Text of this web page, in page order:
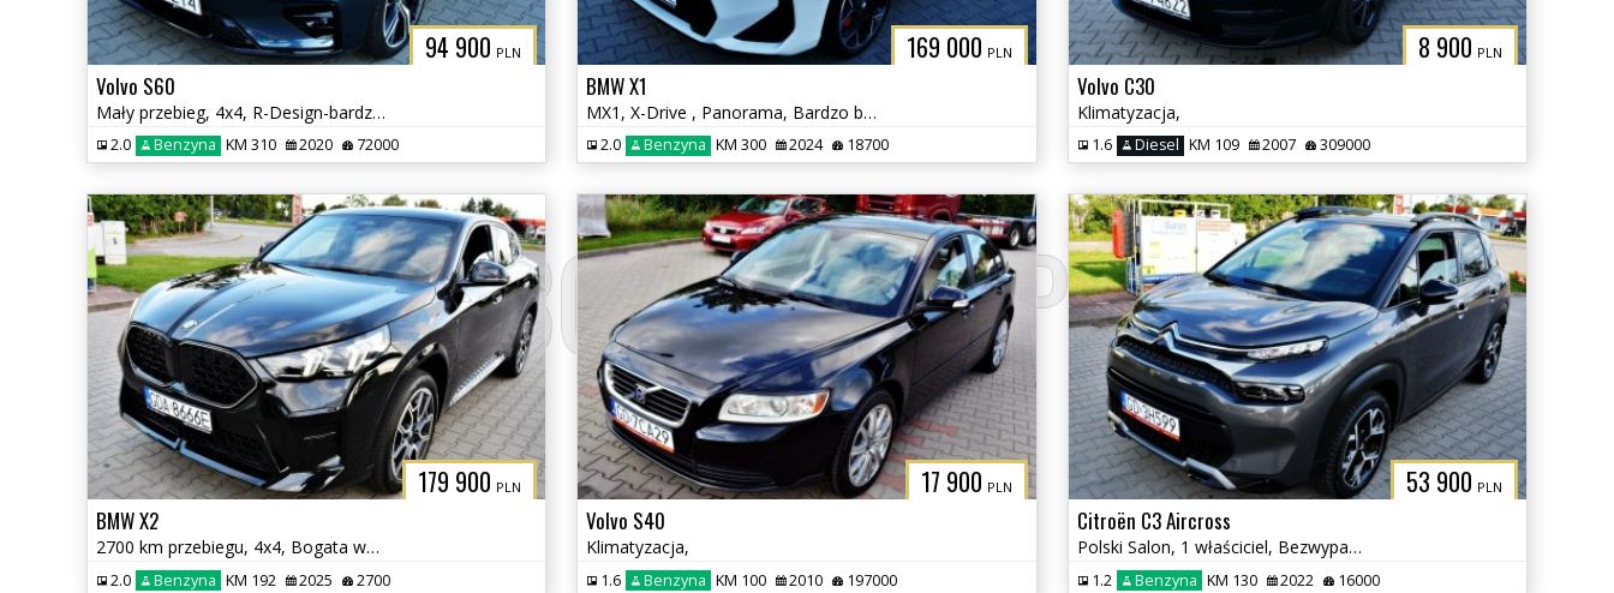
94 900 PLN
Volvo S60
Mały przebieg, 4x4, R-Design-bardzo bogate wyposażenie
2.0 Benzyna KM 310 2020 72000
169 000 PLN
BMW X1
MX1, X-Drive , Panorama, Bardzo bogate wyposażenie
2.0 Benzyna KM 300 2024 18700
8 900 PLN
Volvo C30
Klimatyzacja,
1.6 Diesel KM 109 2007 309000
179 900 PLN
BMW X2
2700 km przebiegu, 4x4, Bogata wersja
2.0 Benzyna KM 192 2025 2700
17 900 PLN
Volvo S40
Klimatyzacja,
1.6 Benzyna KM 100 2010 197000
53 900 PLN
Citroën C3 Aircross
Polski Salon, 1 właściciel, Bezwypadkowy
1.2 Benzyna KM 130 2022 16000
3CITYAUTO.PL